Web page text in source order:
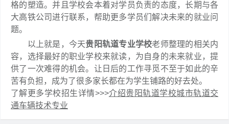
格的塑造。并且学校会本着对学员负责的态度，长期与各
大高铁公司进行联系，帮助更多学员们解决未来的就业问
题。
以上就是，今天贵阳轨道专业学校老师整理的相关内
容，选择最好的职业学校来就读，为自身的未来就业，提
供了一次难得的机会。让日后的工作寻觅不至于如此的辛
苦有负担，成为了很多家长都在为学生铺路的好去处。
了解更多学校招生详情>>>介绍贵阳轨道学校城市轨道交
通车辆技术专业